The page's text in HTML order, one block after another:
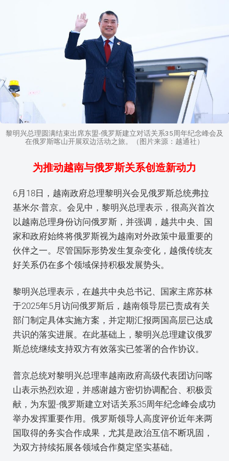
黎明兴总理圆满结束出席东盟-俄罗斯建立对话关系35周年纪念峰会及
在俄罗斯喀山开展双边活动之旅。（图片来源：越通社）
为推动越南与俄罗斯关系创造新动力
6月18日，越南政府总理黎明兴会见俄罗斯总统弗拉
基米尔·普京。会见中，黎明兴总理表示，很高兴首次
以越南总理身份访问俄罗斯，并强调，越共中央、国
家和政府始终将俄罗斯视为越南对外政策中最重要的
伙伴之一。尽管国际形势发生复杂变化，越俄传统友
好关系仍在多个领域保持积极发展势头。
黎明兴总理表示，在越共中央总书记、国家主席苏林
于2025年5月访问俄罗斯后，越南领导层已责成有关
部门制定具体实施方案，并定期汇报两国高层已达成
共识的落实进展。在此基础上，黎明兴总理建议俄罗
斯总统继续支持双方有效落实已签署的合作协议。
普京总统对黎明兴总理率越南政府高级代表团访问喀
山表示热烈欢迎，并感谢越方密切协调配合、积极贡
献，为东盟-俄罗斯建立对话关系35周年纪念峰会成功
举办发挥重要作用。俄罗斯领导人高度评价近年来两
国取得的务实合作成果，尤其是政治互信不断巩固，
为双方持续拓展各领域合作奠定坚实基础。